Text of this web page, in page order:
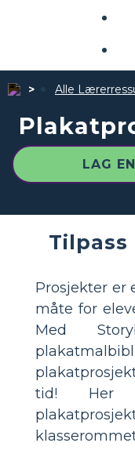
Alle
LAG
Tilpass
Prosjekter er
måte for
Med
tid! Her